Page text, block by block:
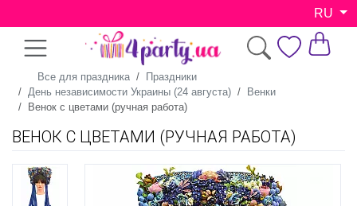
RU
Все для праздника
Праздники
День независимости Украины (24 августа)
Венки
Венок с цветами (ручная работа)
ВЕНОК С ЦВЕТАМИ (РУЧНАЯ РАБОТА)